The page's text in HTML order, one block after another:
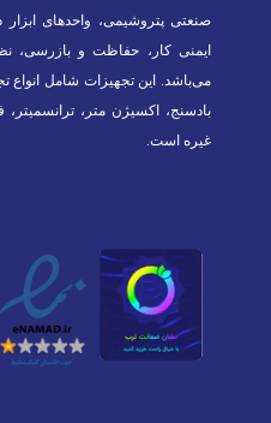
صنعتی پتروشیمی، واحدهای
ایمنی کار، حفاظت و بازرسی،
می‌باشد. این تجهیزات شامل انواع
بادسنج، اکسیژن متر، ترانسمیتر،
غیره است.